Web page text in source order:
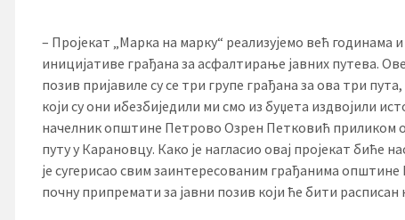
– Пројекат „Марка на марку“ реализујемо већ годинама
иницијативе грађана за асфалтирање јавних путева.
позив пријавиле су се три групе грађана за ова три
који су они ибезбиједили ми смо из буџета издвојили
начелник општине Петрово Озрен Петковић приликом
путу у Карановцу. Како је нагласио овај пројекат биће
је сугерисао свим заинтересованим грађанима
почну припремати за јавни позив који ће бити расписан